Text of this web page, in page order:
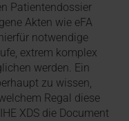
Patientendossier
Akten wie eFA
notwendige
extrem komplex
werden. Ein
zu wissen,
Regal diese
XDS die Document